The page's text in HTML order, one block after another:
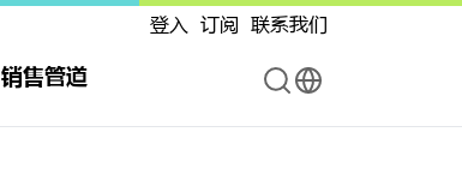
登入 订阅 联系我们
销售管道